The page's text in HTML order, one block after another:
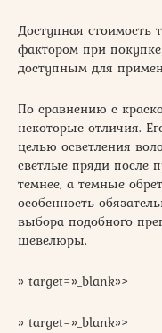
Доступная
фактором при
доступным для
По сравнению с
некоторые отличия.
целью осветления
светлые пряди после
темнее, а темные
особенность
выбора подобного
шевелюры.
» target=»_blank»>
» target=»_blank»>